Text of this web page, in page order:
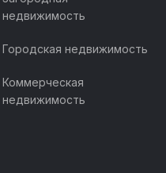
недвижимость
Городская недвижимость
Коммерческая
недвижимость